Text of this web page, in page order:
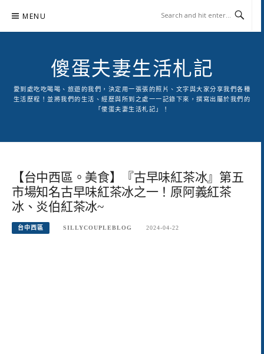
content
MENU
傻蛋夫妻生活札記
愛到處吃吃喝喝、旅遊的我們，決定用一張張的照片、文字與大家分享我們各種
生活歷程！並將我們的生活、經歷與所到之處一一記錄下來，撰寫出屬於我們的
「傻蛋夫妻生活札記」！
【台中西區。美食】『古早味紅茶冰』第五
市場知名古早味紅茶冰之一！原阿義紅茶
冰、炎伯紅茶冰~
台中西區 SILLYCOUPLEBLOG 2024-04-22